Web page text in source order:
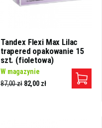
Tandex Flexi Max Lilac
trapered opakowanie 15
szt. (fioletowa)
W magazynie
87,00 zł 82,00 zł